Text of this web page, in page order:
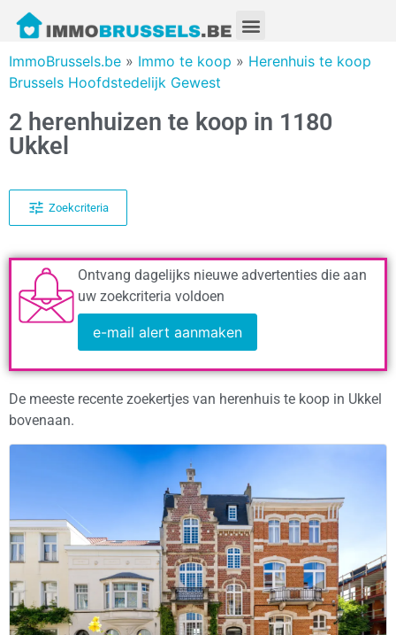
ImmoBrussels.be » Immo te koop » Herenhuis te koop
Brussels Hoofdstedelijk Gewest
2 herenhuizen te koop in 1180
Ukkel
Zoekcriteria
Ontvang dagelijks nieuwe advertenties die aan
uw zoekcriteria voldoen
e-mail alert aanmaken
De meeste recente zoekertjes van herenhuis te koop in Ukkel
bovenaan.